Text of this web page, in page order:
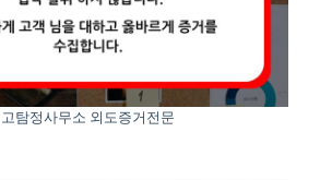
고탐정사무소 외도증거전문